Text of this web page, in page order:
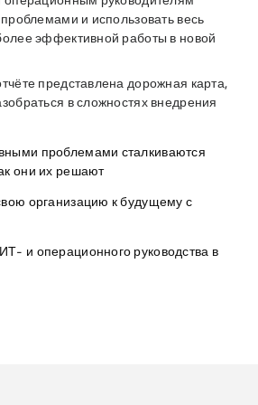
и использовать весь
эффективной работы в новой
представлена дорожная карта,
в сложностях внедрения
проблемами сталкиваются
они их решают
организацию к будущему с
и операционного руководства в